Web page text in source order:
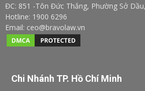
ĐC: 851 -Tôn Đức Thắng, Phường Sở
Hotline: 1900 6296
Email: ceo@bravolaw.vn
Chi Nhánh TP. Hồ Chí Minh